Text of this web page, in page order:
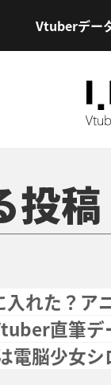
Vtuberデー
投稿
入れた？ア
直筆デ
電脳少女シ